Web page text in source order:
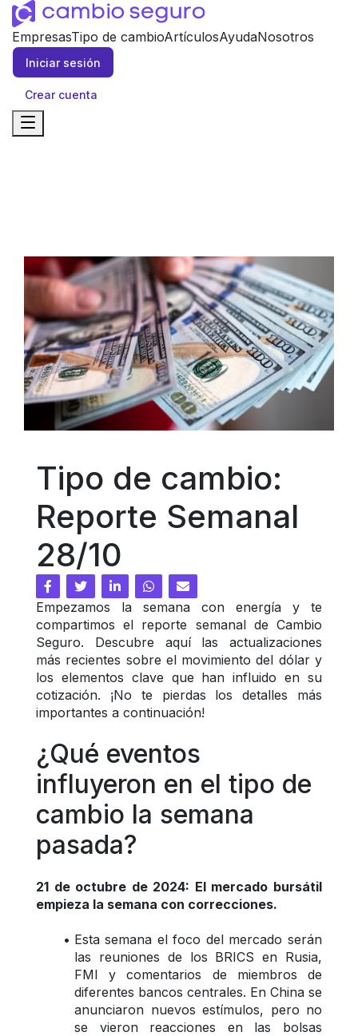
EmpresasTipo de cambioArtículosAyudaNosotros
Iniciar sesión
Crear cuenta
Tipo de cambio:
Reporte Semanal
28/10
Empezamos la semana con energía y te
compartimos el reporte semanal de Cambio
Seguro. Descubre aquí las actualizaciones
más recientes sobre el movimiento del dólar y
los elementos clave que han influido en su
cotización. ¡No te pierdas los detalles más
importantes a continuación!
¿Qué eventos
influyeron en el tipo de
cambio la semana
pasada?
21 de octubre de 2024: El mercado bursátil
empieza la semana con correcciones.
Esta semana el foco del mercado serán
las reuniones de los BRICS en Rusia,
FMI y comentarios de miembros de
diferentes bancos centrales. En China se
anunciaron nuevos estímulos, pero no
se vieron reacciones en las bolsas